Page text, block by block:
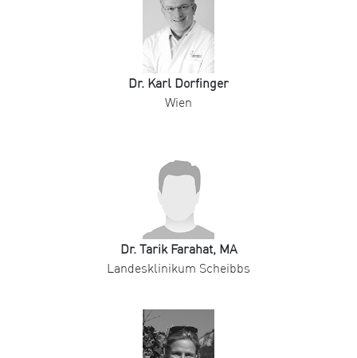
Dr. Karl Dorfinger
Wien
Dr. Tarik Farahat, MA
Landesklinikum Scheibbs